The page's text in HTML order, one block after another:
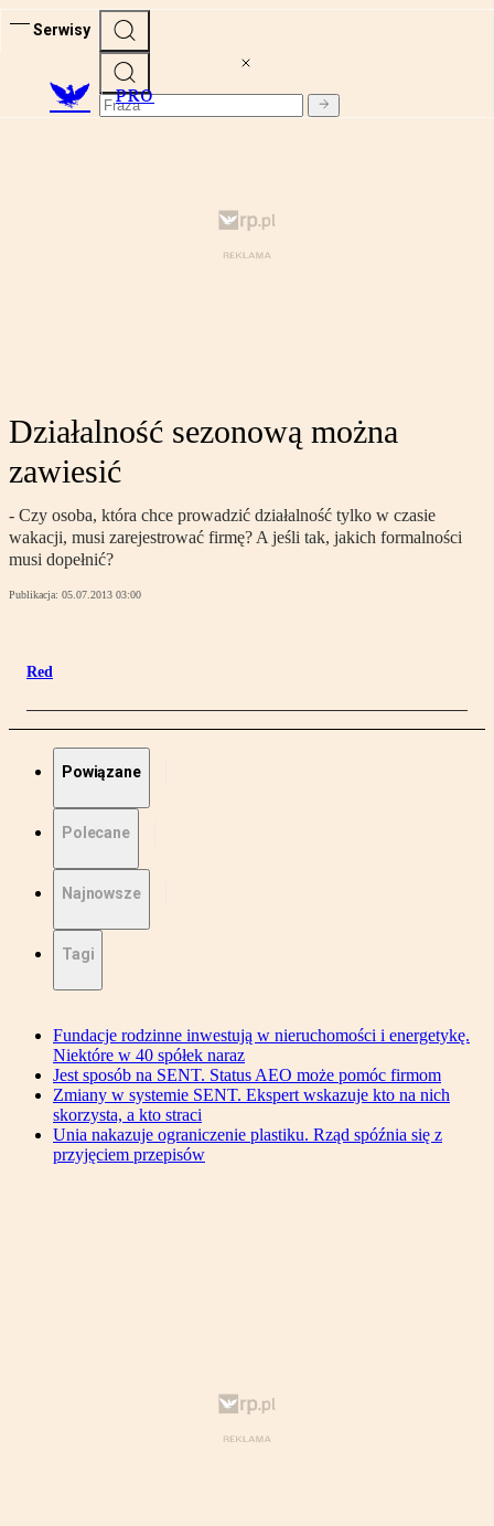
Serwisy
PRO
Działalność sezonową można
zawiesić
- Czy osoba, która chce prowadzić działalność tylko w czasie
wakacji, musi zarejestrować firmę? A jeśli tak, jakich formalności
musi dopełnić?
Publikacja: 05.07.2013 03:00
Red
Powiązane
Polecane
Najnowsze
Tagi
Fundacje rodzinne inwestują w nieruchomości i energetykę.
Niektóre w 40 spółek naraz
Jest sposób na SENT. Status AEO może pomóc firmom
Zmiany w systemie SENT. Ekspert wskazuje kto na nich
skorzysta, a kto straci
Unia nakazuje ograniczenie plastiku. Rząd spóźnia się z
przyjęciem przepisów